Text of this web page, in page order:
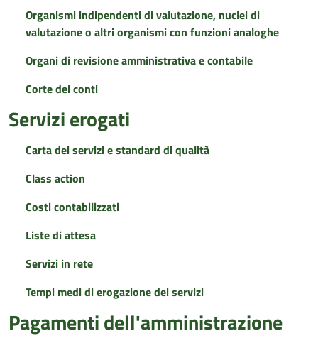
Organismi indipendenti di valutazione, nuclei di
valutazione o altri organismi con funzioni analoghe
Organi di revisione amministrativa e contabile
Corte dei conti
Servizi erogati
Carta dei servizi e standard di qualità
Class action
Costi contabilizzati
Liste di attesa
Servizi in rete
Tempi medi di erogazione dei servizi
Pagamenti dell'amministrazione